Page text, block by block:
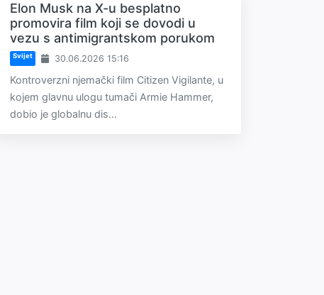
Elon Musk na X-u besplatno
promovira film koji se dovodi u
vezu s antimigrantskom porukom
Svijet 30.06.2026 15:16
Kontroverzni njemački film Citizen Vigilante, u
kojem glavnu ulogu tumači Armie Hammer,
dobio je globalnu dis...